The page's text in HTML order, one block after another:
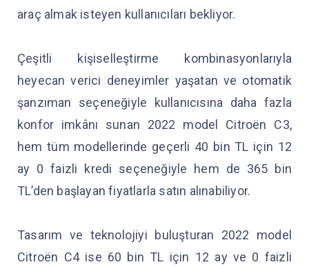
araç almak isteyen kullanıcıları bekliyor.
Çeşitli kişiselleştirme kombinasyonlarıyla
heyecan verici deneyimler yaşatan ve otomatik
şanzıman seçeneğiyle kullanıcısına daha fazla
konfor imkânı sunan 2022 model Citroën C3,
hem tüm modellerinde geçerli 40 bin TL için 12
ay 0 faizli kredi seçeneğiyle hem de 365 bin
TL’den başlayan fiyatlarla satın alınabiliyor.
Tasarım ve teknolojiyi buluşturan 2022 model
Citroën C4 ise 60 bin TL için 12 ay ve 0 faizli